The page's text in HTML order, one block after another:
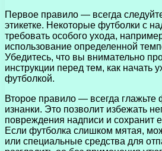
Первое правило — всегда
этикетке. Некоторые футболки с
требовать особого ухода,
использование определенной
Убедитесь, что вы внимательно
инструкции перед тем, как начать
футболкой.
Второе правило — всегда глажьте
изнанки. Это позволит избежать
повреждения надписи и сохранит
Если футболка слишком мятая,
или специальные средства для